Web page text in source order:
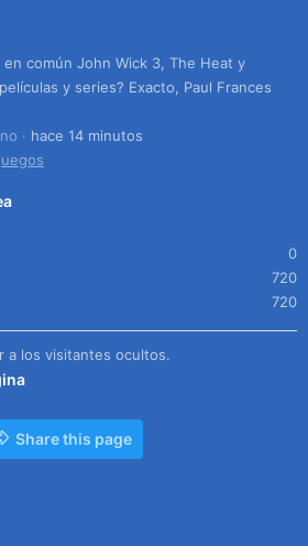
en común John Wick 3, The Heat y
y series? Exacto, Paul Frances
hace 14 minutos
0
720
720
a los visitantes ocultos.
Share this page